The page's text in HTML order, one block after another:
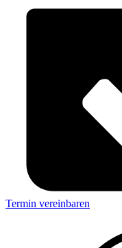
Termin vereinbaren